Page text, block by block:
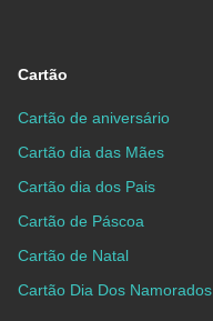
Cartão
Cartão de aniversário
Cartão dia das Mães
Cartão dia dos Pais
Cartão de Páscoa
Cartão de Natal
Cartão Dia Dos Namorados